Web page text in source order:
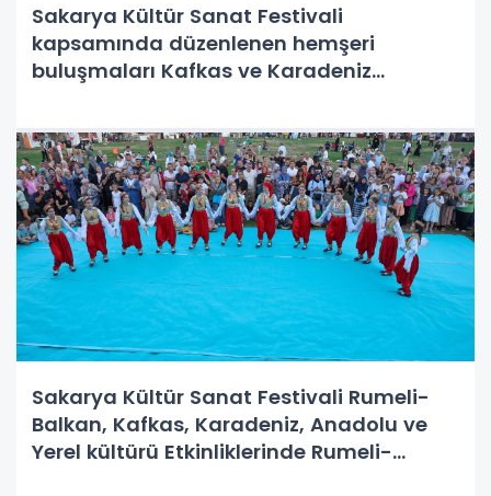
Sakarya Kültür Sanat Festivali
kapsamında düzenlenen hemşeri
buluşmaları Kafkas ve Karadeniz
Sakarya Kültür Sanat Festivali Rumeli-
Balkan, Kafkas, Karadeniz, Anadolu ve
Yerel kültürü Etkinliklerinde Rumeli-